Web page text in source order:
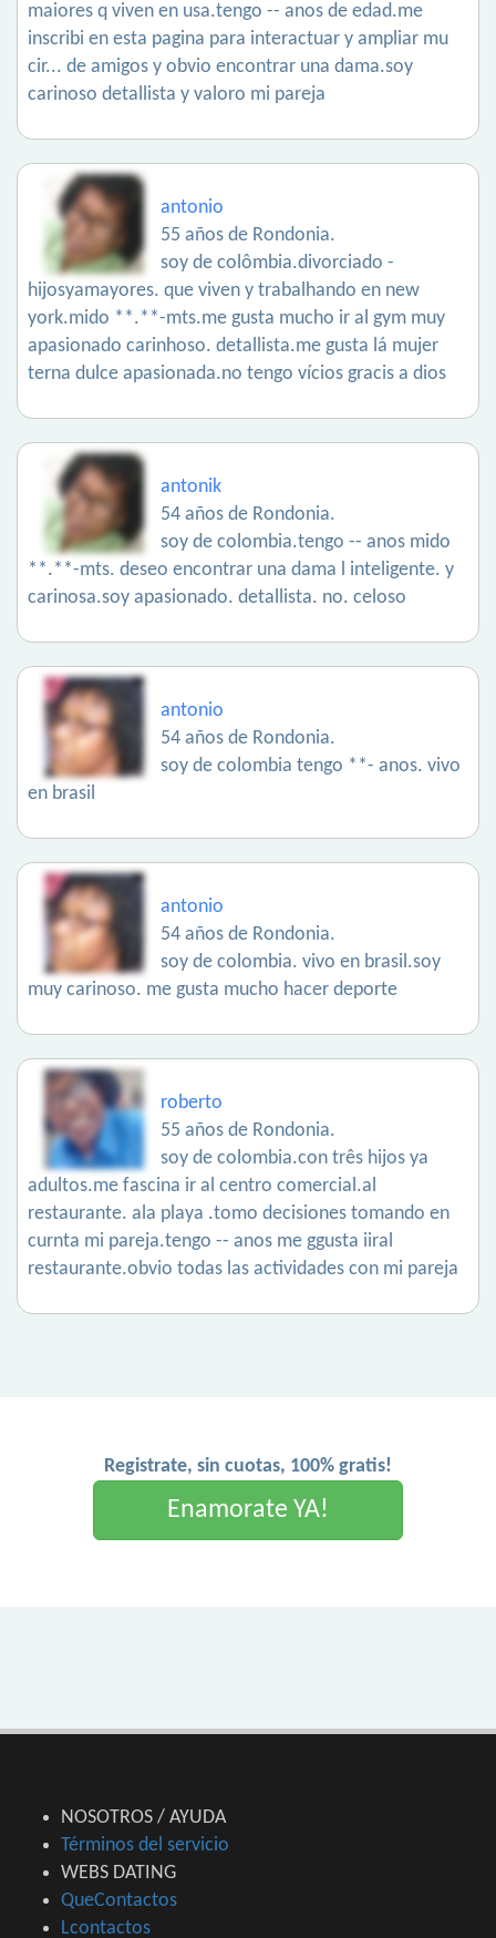
maiores q viven en usa.tengo -- anos de edad.me
inscribi en esta pagina para interactuar y ampliar mu
cir... de amigos y obvio encontrar una dama.soy
carinoso detallista y valoro mi pareja
antonio
55 años de Rondonia.
soy de colômbia.divorciado -
hijosyamayores. que viven y trabalhando en new
york.mido **.**-mts.me gusta mucho ir al gym muy
apasionado carinhoso. detallista.me gusta lá mujer
terna dulce apasionada.no tengo vícios gracis a dios
antonik
54 años de Rondonia.
soy de colombia.tengo -- anos mido
**.**-mts. deseo encontrar una dama l inteligente. y
carinosa.soy apasionado. detallista. no. celoso
antonio
54 años de Rondonia.
soy de colombia tengo **- anos. vivo
en brasil
antonio
54 años de Rondonia.
soy de colombia. vivo en brasil.soy
muy carinoso. me gusta mucho hacer deporte
roberto
55 años de Rondonia.
soy de colombia.con três hijos ya
adultos.me fascina ir al centro comercial.al
restaurante. ala playa .tomo decisiones tomando en
curnta mi pareja.tengo -- anos me ggusta iiral
restaurante.obvio todas las actividades con mi pareja
Registrate, sin cuotas, 100% gratis!
Enamorate YA!
NOSOTROS / AYUDA
Términos del servicio
WEBS DATING
QueContactos
Lcontactos